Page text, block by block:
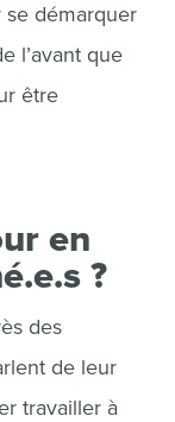
démarquer
l’avant que
être
en
?
des
de leur
travailler à